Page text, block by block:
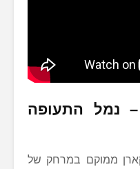
נמל התעופה
ממוקם במרחק של